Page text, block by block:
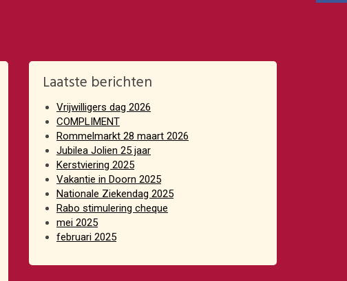
Laatste berichten
Vrijwilligers dag 2026
COMPLIMENT
Rommelmarkt 28 maart 2026
Jubilea Jolien 25 jaar
Kerstviering 2025
Vakantie in Doorn 2025
Nationale Ziekendag 2025
Rabo stimulering cheque
mei 2025
februari 2025